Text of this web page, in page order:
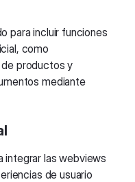
para incluir funciones
como
productos y
mediante
integrar las webviews
de usuario